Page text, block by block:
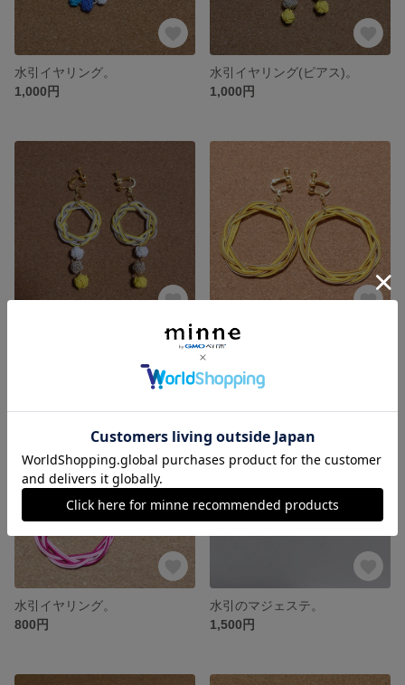
水引イヤリング。
1,000円
水引イヤリング(ピアス)。
1,000円
水引イヤリング。
水引イヤリング。
800円
水引のマジェステ。
1,500円